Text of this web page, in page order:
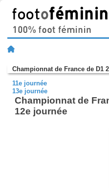
Championnat de France de D1
11e journée
13e journée
Championnat de
12e journée